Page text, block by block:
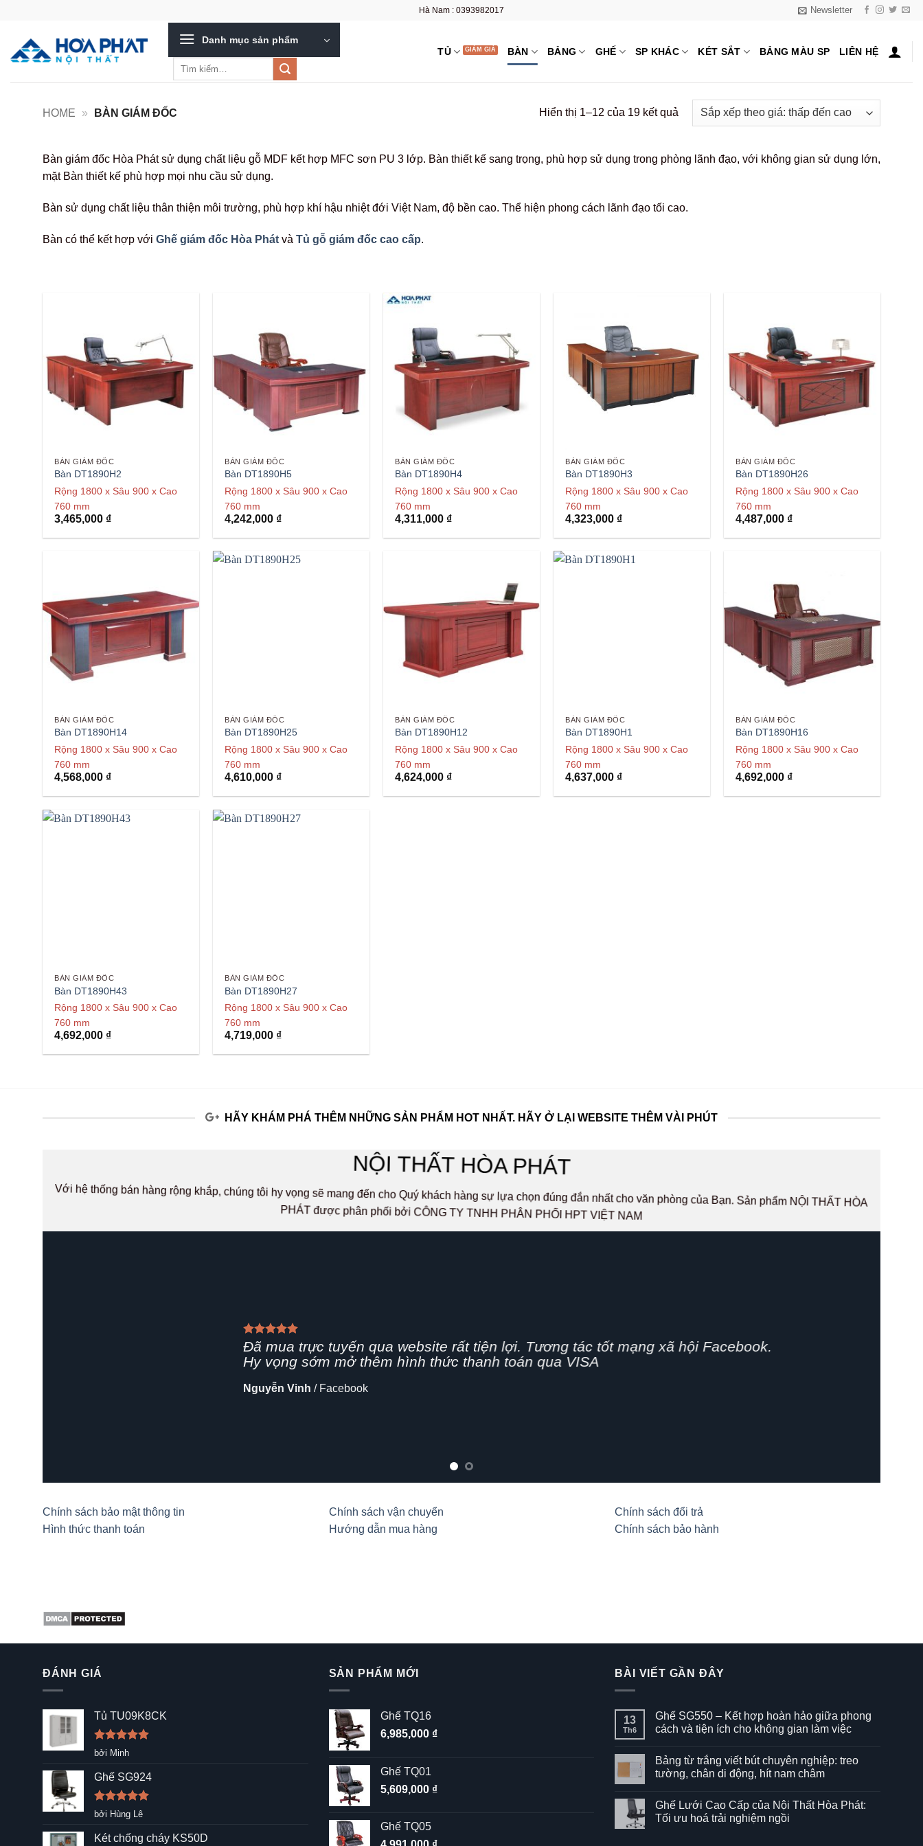
dung
Hà Nam : 0393982017 Newsletter
Danh mục sản phẩm
TỦ BÀN BẢNG GHẾ SP KHÁC KÉT SẮT BẢNG MÀU SP LIÊN HỆ
HOME » BÀN GIÁM ĐỐC Hiển thị 1–12 của 19 kết quảĐã
sắp
theo
đến
Bàn giám đốc Hòa Phát sử dụng chất liệu gỗ MDF kết hợp MFC sơn PU 3 lớp. Bàn thiết kế sang trọng, phù hợp sử dụng trong phòng lãnh đạo, với không gian sử dụng lớn,
mặt Bàn thiết kế phù hợp mọi nhu cầu sử dụng.
Bàn sử dụng chất liệu thân thiện môi trường, phù hợp khí hậu nhiệt đới Việt Nam, độ bền cao. Thể hiện phong cách lãnh đạo tối cao.
Bàn có thể kết hợp với Ghế giám đốc Hòa Phát và Tủ gỗ giám đốc cao cấp.
BÀN GIÁM ĐỐC
Bàn DT1890H2
Rộng 1800 x Sâu 900 x Cao
760 mm
3,465,000 ₫
BÀN GIÁM ĐỐC
Bàn DT1890H5
Rộng 1800 x Sâu 900 x Cao
760 mm
4,242,000 ₫
BÀN GIÁM ĐỐC
Bàn DT1890H4
Rộng 1800 x Sâu 900 x Cao
760 mm
4,311,000 ₫
BÀN GIÁM ĐỐC
Bàn DT1890H3
Rộng 1800 x Sâu 900 x Cao
760 mm
4,323,000 ₫
BÀN GIÁM ĐỐC
Bàn DT1890H26
Rộng 1800 x Sâu 900 x Cao
760 mm
4,487,000 ₫
BÀN GIÁM ĐỐC
Bàn DT1890H14
Rộng 1800 x Sâu 900 x Cao
760 mm
4,568,000 ₫
BÀN GIÁM ĐỐC
Bàn DT1890H25
Rộng 1800 x Sâu 900 x Cao
760 mm
4,610,000 ₫
BÀN GIÁM ĐỐC
Bàn DT1890H12
Rộng 1800 x Sâu 900 x Cao
760 mm
4,624,000 ₫
BÀN GIÁM ĐỐC
Bàn DT1890H1
Rộng 1800 x Sâu 900 x Cao
760 mm
4,637,000 ₫
BÀN GIÁM ĐỐC
Bàn DT1890H16
Rộng 1800 x Sâu 900 x Cao
760 mm
4,692,000 ₫
BÀN GIÁM ĐỐC
Bàn DT1890H43
Rộng 1800 x Sâu 900 x Cao
760 mm
4,692,000 ₫
BÀN GIÁM ĐỐC
Bàn DT1890H27
Rộng 1800 x Sâu 900 x Cao
760 mm
4,719,000 ₫
HÃY KHÁM PHÁ THÊM NHỮNG SẢN PHẨM HOT NHẤT. HÃY Ở LẠI WEBSITE THÊM VÀI PHÚT
NỘI THẤT HÒA PHÁT
Với hệ thống bán hàng rộng khắp, chúng tôi hy vọng sẽ mang đến cho Quý khách hàng sự lựa chọn đúng đắn nhất cho văn phòng của Bạn. Sản phẩm NỘI THẤT HÒA
PHÁT được phân phối bởi CÔNG TY TNHH PHÂN PHỐI HPT VIỆT NAM
Giao hàng nhanh,
rất chuyên nghiệp, hình thức bán hàng Online đang dần phát huy.
Shop nên cập nhật thêm tính năng chia sẻ mạng xã hội
Hải Yến / Zalo
Chính sách bảo mật thông tin
Hình thức thanh toán
Chính sách vận chuyển
Hướng dẫn mua hàng
Chính sách đổi trả
Chính sách bảo hành
ĐÁNH GIÁ
Tủ TU09K8CK
Được xếp
sao
bởi Minh
Ghế SG924
Được xếp
5
sao
bởi Hùng Lê
Két chống cháy KS50D
SẢN PHẨM MỚI
Ghế TQ16
6,985,000 ₫
Ghế TQ01
5,609,000 ₫
Ghế TQ05
BÀI VIẾT GẦN ĐÂY
13
Th6
Ghế SG550 – Kết hợp hoàn hảo giữa phong
cách và tiện ích cho không gian làm việc
bình
luận
ở
–
Kết
hợp
Bảng từ trắng viết bút chuyên nghiệp: treo
tường, chân di động, hít nam châm
bình
luận
ở
Ghế Lưới Cao Cấp của Nội Thất Hòa Phát:
Tối ưu hoá trải nghiệm ngồi